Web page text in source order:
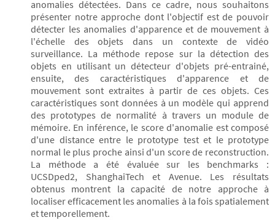
anomalies détectées. Dans ce cadre, nous souhaitons
présenter notre approche dont l'objectif est de pouvoir
détecter les anomalies d'apparence et de mouvement à
l'échelle des objets dans un contexte de vidéo
surveillance. La méthode repose sur la détection des
objets en utilisant un détecteur d'objets pré-entrainé,
ensuite, des caractéristiques d'apparence et de
mouvement sont extraites à partir de ces objets. Ces
caractéristiques sont données à un modèle qui apprend
des prototypes de normalité à travers un module de
mémoire. En inférence, le score d'anomalie est composé
d'une distance entre le prototype test et le prototype
normal le plus proche ainsi d'un score de reconstruction.
La méthode a été évaluée sur les benchmarks :
UCSDped2, ShanghaiTech et Avenue. Les résultats
obtenus montrent la capacité de notre approche à
localiser efficacement les anomalies à la fois spatialement
et temporellement.